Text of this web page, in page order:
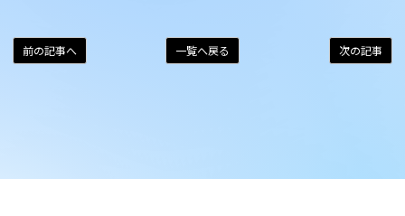
次の記事
一覧へ戻る
前の記事へ